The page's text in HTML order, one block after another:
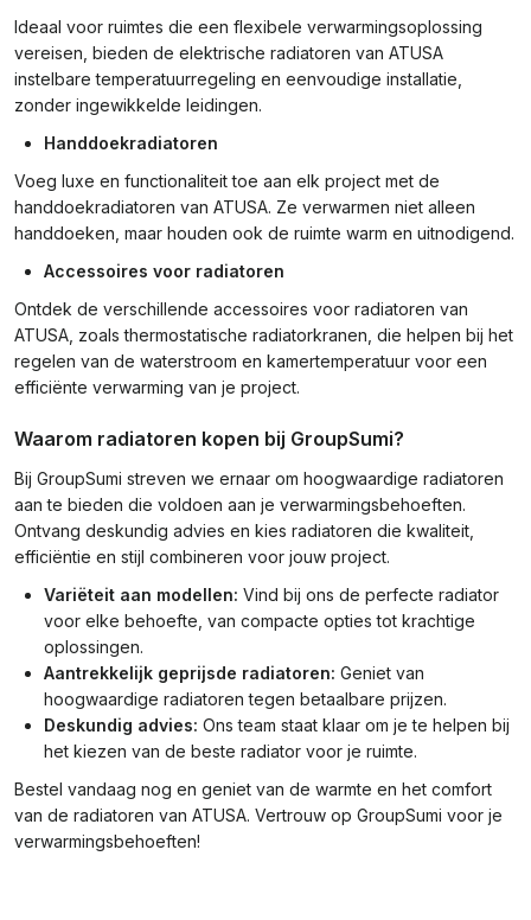
Ideaal voor ruimtes die een flexibele verwarmingsoplossing
vereisen, bieden de elektrische radiatoren van ATUSA
instelbare temperatuurregeling en eenvoudige installatie,
zonder ingewikkelde leidingen.
Handdoekradiatoren
Voeg luxe en functionaliteit toe aan elk project met de
handdoekradiatoren van ATUSA. Ze verwarmen niet alleen
handdoeken, maar houden ook de ruimte warm en uitnodigend.
Accessoires voor radiatoren
Ontdek de verschillende accessoires voor radiatoren van
ATUSA, zoals thermostatische radiatorkranen, die helpen bij het
regelen van de waterstroom en kamertemperatuur voor een
efficiënte verwarming van je project.
Waarom radiatoren kopen bij GroupSumi?
Bij GroupSumi streven we ernaar om hoogwaardige radiatoren
aan te bieden die voldoen aan je verwarmingsbehoeften.
Ontvang deskundig advies en kies radiatoren die kwaliteit,
efficiëntie en stijl combineren voor jouw project.
Variëteit aan modellen: Vind bij ons de perfecte radiator
voor elke behoefte, van compacte opties tot krachtige
oplossingen.
Aantrekkelijk geprijsde radiatoren: Geniet van
hoogwaardige radiatoren tegen betaalbare prijzen.
Deskundig advies: Ons team staat klaar om je te helpen bij
het kiezen van de beste radiator voor je ruimte.
Bestel vandaag nog en geniet van de warmte en het comfort
van de radiatoren van ATUSA. Vertrouw op GroupSumi voor je
verwarmingsbehoeften!